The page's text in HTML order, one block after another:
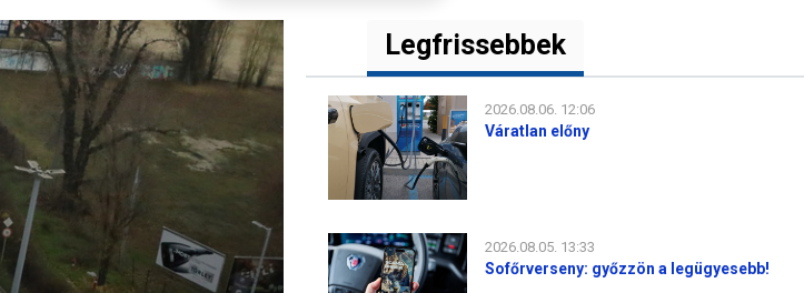
Legfrissebbek
2026.08.06. 12:06
Váratlan előny
2026.08.05. 13:33
Sofőrverseny: győzzön a legügyesebb!